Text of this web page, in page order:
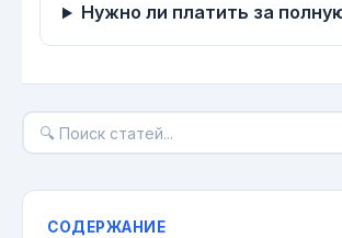
Нужно ли платить за
СОДЕРЖАНИЕ